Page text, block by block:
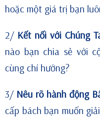
hoặc một giá trị bạn
2/ Kết nối với Chúng
nào bạn chia sẻ với
cùng chí hướng?
3/ Nêu rõ hành động
cấp bách bạn muốn